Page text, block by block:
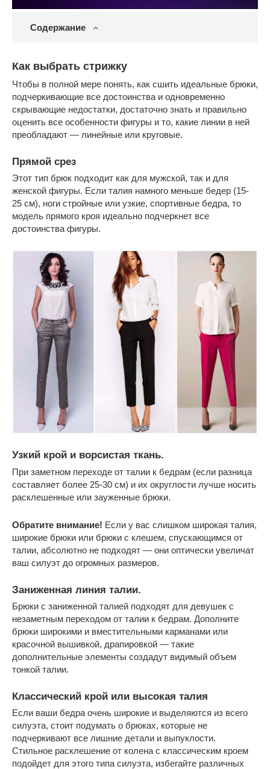
Содержание
Как выбрать стрижку
Чтобы в полной мере понять, как сшить идеальные брюки,
подчеркивающие все достоинства и одновременно
скрывающие недостатки, достаточно знать и правильно
оценить все особенности фигуры и то, какие линии в ней
преобладают — линейные или круговые.
Прямой срез
Этот тип брюк подходит как для мужской, так и для
женской фигуры. Если талия намного меньше бедер (15-
25 см), ноги стройные или узкие, спортивные бедра, то
модель прямого кроя идеально подчеркнет все
достоинства фигуры.
Узкий крой и ворсистая ткань.
При заметном переходе от талии к бедрам (если разница
составляет более 25-30 см) и их округлости лучше носить
расклешенные или зауженные брюки.
Обратите внимание! Если у вас слишком широкая талия,
широкие брюки или брюки с клешем, спускающимся от
талии, абсолютно не подходят — они оптически увеличат
ваш силуэт до огромных размеров.
Заниженная линия талии.
Брюки с заниженной талией подходят для девушек с
незаметным переходом от талии к бедрам. Дополните
брюки широкими и вместительными карманами или
красочной вышивкой, драпировкой — такие
дополнительные элементы создадут видимый объем
тонкой талии.
Классический крой или высокая талия
Если ваши бедра очень широкие и выделяются из всего
силуэта, стоит подумать о брюках, которые не
подчеркивают все лишние детали и выпуклости.
Стильное расклешение от колена с классическим кроем
подойдет для этого типа силуэта, избегайте различных